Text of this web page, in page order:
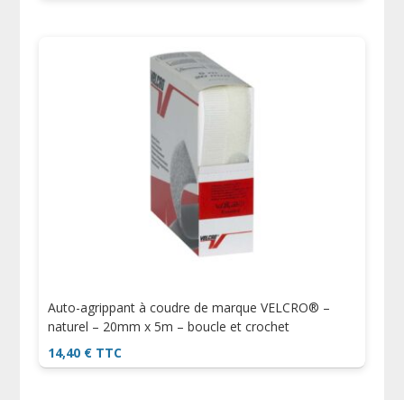
Auto-agrippant à coudre de marque VELCRO® –
naturel – 20mm x 5m – boucle et crochet
14,40 € TTC